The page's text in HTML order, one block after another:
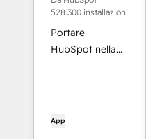
528.300 installazioni
Portare
HubSpot nella
per Gmail
App